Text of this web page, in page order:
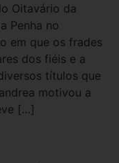
Oitavário da
Penha no
em que os frades
dos fiéis e a
títulos que
motivou a
[…]